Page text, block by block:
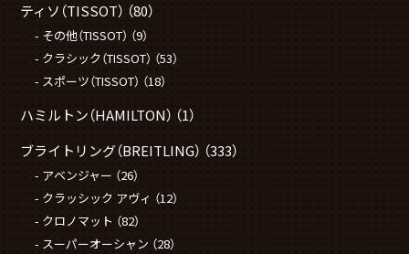
ティソ（TISSOT） （80）
その他（TISSOT） （9）
クラシック（TISSOT） （53）
スポーツ（TISSOT） （18）
ハミルトン（HAMILTON） （1）
ブライトリング（BREITLING） （333）
アベンジャー （26）
クラッシック アヴィ （12）
クロノマット （82）
スーパーオーシャン （28）